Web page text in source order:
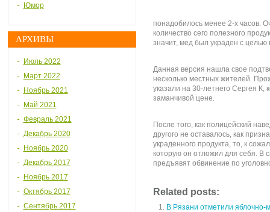
Юмор
АРХИВЫ
Июль 2022
Март 2022
Ноябрь 2021
Май 2021
Февраль 2021
Декабрь 2020
Ноябрь 2020
Декабрь 2017
Ноябрь 2017
Октябрь 2017
Сентябрь 2017
понадобилось менее 2-х часов.
количество сего полезного
значит, мед был украден с
Данная версия нашла свое
несколько местных жителей.
указали на 30-летнего Сергея К,
заманчивой цене.
После того, как полицейский
другого не оставалось, как
украденного продукта, то, к
которую он отложил для себя.
предъявят обвинение по
Related posts:
В Рязани отметили яблочно-